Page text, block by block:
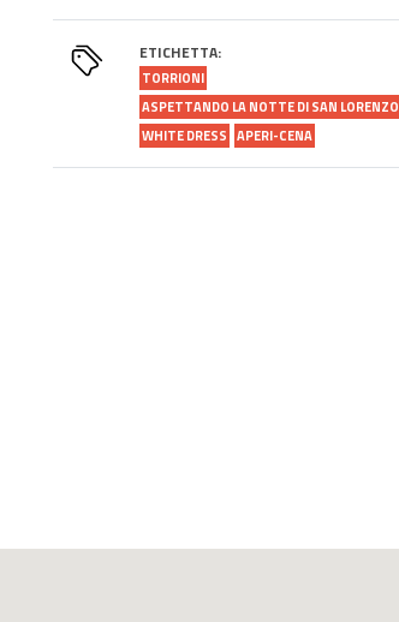
ETICHETTA:
TORRIONI
ASPETTANDO LA NOTTE DI SAN LORENZO
WHITE DRESS APERI-CENA